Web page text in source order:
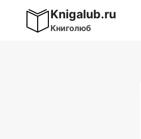
содержимому
Knigalub.ru
Книголюб